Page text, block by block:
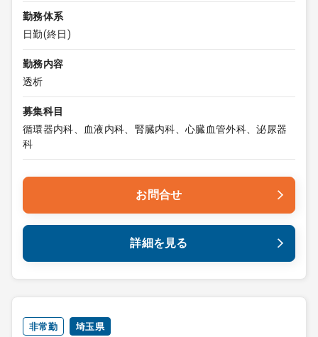
勤務体系
日勤(終日)
勤務内容
透析
募集科目
循環器内科、血液内科、腎臓内科、心臓血管外科、泌尿器
科
お問合せ
詳細を見る
非常勤 埼玉県